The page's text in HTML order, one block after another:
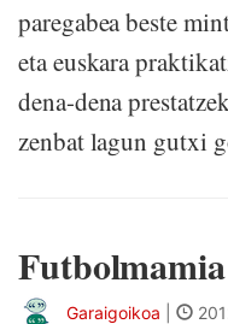
paregabea beste
eta euskara
dena-dena
zenbat lagun gutxi
Garaigoikoa